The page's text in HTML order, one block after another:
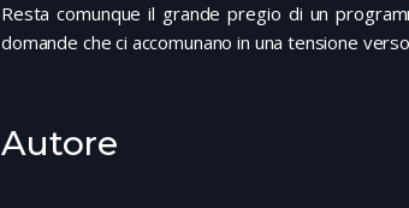
Resta comunque il grande pregio di un
domande che ci accomunano in una tensione
Autore